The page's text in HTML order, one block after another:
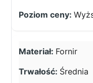
Fornir
Średnia